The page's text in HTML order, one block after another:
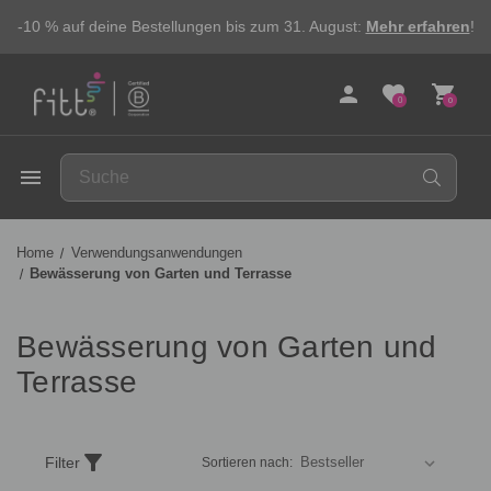
-10 % auf deine Bestellungen bis zum 31. August: Mehr erfahren!
person 0
favorite 0
shopping_cart
menu
Home
Verwendungsanwendungen
Bewässerung von Garten und Terrasse
Bewässerung von Garten und
Terrasse
Filterfilter_alt
Produkte
Sortieren nach: